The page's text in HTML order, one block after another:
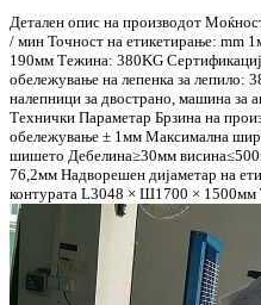
Детален опис на производот
/ мин Точност на етикетирање: mm
190мм Тежина: 380KG
обележување на лепенка за лепило:
налепници за двострано, машина за
Технички Параметар Брзина на
обележување ± 1мм Максимална
шишето Дебелина≥30мм
76,2мм Надворешен дијаметар на
контурата L3048 × Ш1700 × 1500мм